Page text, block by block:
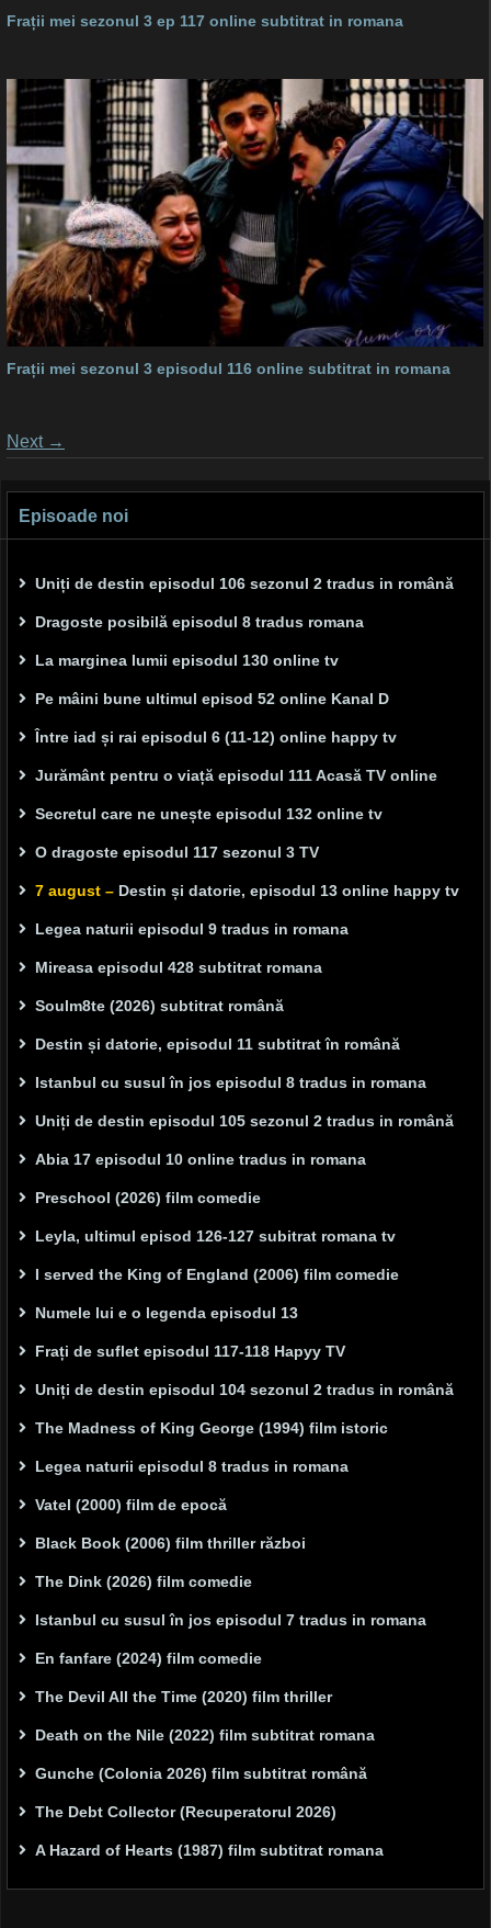
Frații mei sezonul 3 ep 117 online subtitrat in romana
Frații mei sezonul 3 episodul 116 online subtitrat in romana
Posts
Next →
Episoade noi
Uniți de destin episodul 106 sezonul 2 tradus in română
Dragoste posibilă episodul 8 tradus romana
La marginea lumii episodul 130 online tv
Pe mâini bune ultimul episod 52 online Kanal D
Între iad și rai episodul 6 (11-12) online happy tv
Jurământ pentru o viață episodul 111 Acasă TV online
Secretul care ne unește episodul 132 online tv
O dragoste episodul 117 sezonul 3 TV
7 august – Destin și datorie, episodul 13 online happy tv
Legea naturii episodul 9 tradus in romana
Mireasa episodul 428 subtitrat romana
Soulm8te (2026) subtitrat română
Destin și datorie, episodul 11 subtitrat în română
Istanbul cu susul în jos episodul 8 tradus in romana
Uniți de destin episodul 105 sezonul 2 tradus in română
Abia 17 episodul 10 online tradus in romana
Preschool (2026) film comedie
Leyla, ultimul episod 126-127 subitrat romana tv
I served the King of England (2006) film comedie
Numele lui e o legenda episodul 13
Frați de suflet episodul 117-118 Hapyy TV
Uniți de destin episodul 104 sezonul 2 tradus in română
The Madness of King George (1994) film istoric
Legea naturii episodul 8 tradus in romana
Vatel (2000) film de epocă
Black Book (2006) film thriller război
The Dink (2026) film comedie
Istanbul cu susul în jos episodul 7 tradus in romana
En fanfare (2024) film comedie
The Devil All the Time (2020) film thriller
Death on the Nile (2022) film subtitrat romana
Gunche (Colonia 2026) film subtitrat română
The Debt Collector (Recuperatorul 2026)
A Hazard of Hearts (1987) film subtitrat romana